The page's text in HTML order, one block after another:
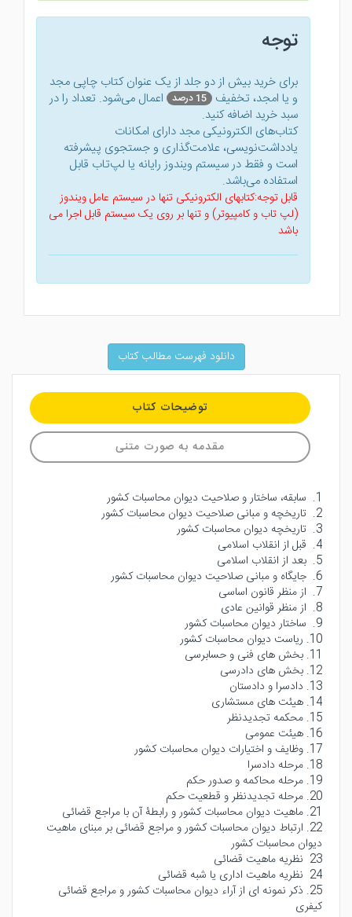
توجه
برای خرید بیش از دو جلد از یک عنوان کتاب‌ چاپی مجد
و یا امجد، تخفیف 15 درصد
اعمال می‌شود. تعداد را در
سبد خرید اضافه کنید.
کتاب‌های الکترونیکی مجد دارای امکانات
یادداشت‌نویسی، علامت‌گذاری و جستجوی پیشرفته
است و فقط در سیستم ویندوز رایانه یا لپ‌تاب قابل
استفاده می‌باشد.
قابل توجه:کتابهای الکترونیکی تنها در سیستم عامل ویندوز
(لپ تاب و کامپیوتر) و تنها بر روی یک سیستم قابل اجرا می
باشد
دانلود فهرست مطالب کتاب
توضیحات کتاب
مقدمه به صورت متنی
1. سابقه، ساختار و صلاحیت دیوان محاسبات کشور
2. تاریخچه و مبانی صلاحیت دیوان محاسبات کشور
3. تاریخچه دیوان محاسبات کشور
4. قبل از انقلاب اسلامی
5. بعد از انقلاب اسلامی
6. جایگاه و مبانی صلاحیت دیوان محاسبات کشور
7. از منظر قانون اساسی
8. از منظر قوانین عادی
9. ساختار دیوان محاسبات کشور
10. ریاست دیوان محاسبات کشور
11. بخش های فنی و حسابرسی
12. بخش های دادرسی
13. دادسرا و دادستان
14. هیئت های مستشاری
15. محکمه تجدیدنظر
16. هیئت عمومی
17. وظایف و اختیارات دیوان محاسبات کشور
18. مرحله دادسرا
19. مرحله محاکمه و صدور حکم
20. مرحله تجدیدنظر و قطعیت حکم
21. ماهیت دیوان محاسبات کشور و رابطۀ آن با مراجع قضائی
22. ارتباط دیوان محاسبات کشور و مراجع قضائی بر مبنای ماهیت
دیوان محاسبات کشور
23 نظریه ماهیت قضائی
24 نظریه ماهیت اداری یا شبه قضائی
25. ذکر نمونه ای از آراء دیوان محاسبات کشور و مراجع قضائی
کیفری